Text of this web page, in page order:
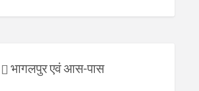
भागलपुर एवं आस-पास